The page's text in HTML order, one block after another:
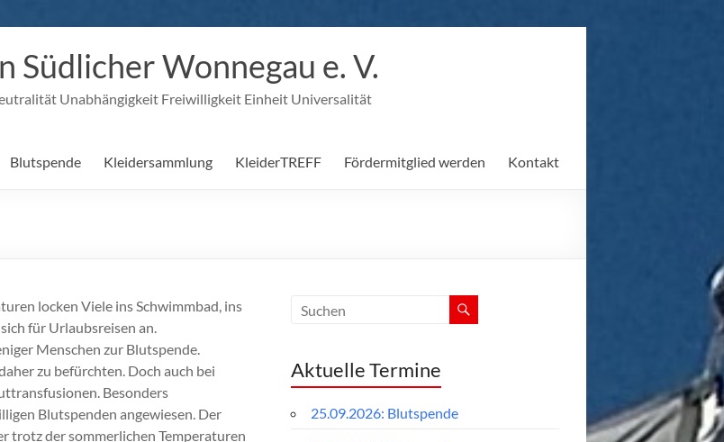
Südlicher Wonnegau e. V.
Unabhängigkeit Freiwilligkeit Einheit Universalität
Blutspende Kleidersammlung KleiderTREFF Fördermitglied werden Kontakt
locken Viele ins Schwimmbad, ins
für Urlaubsreisen an.
Menschen zur Blutspende.
zu befürchten. Doch auch bei
Besonders
Blutspenden angewiesen. Der
trotz der sommerlichen Temperaturen
Aktuelle Termine
25.09.2026: Blutspende